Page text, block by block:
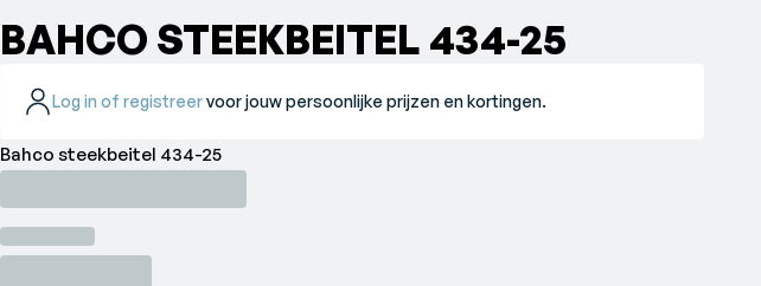
BAHCO STEEKBEITEL 434-25
Log in of registreervoor jouw persoonlijke prijzen en kortingen.
Bahco steekbeitel 434-25